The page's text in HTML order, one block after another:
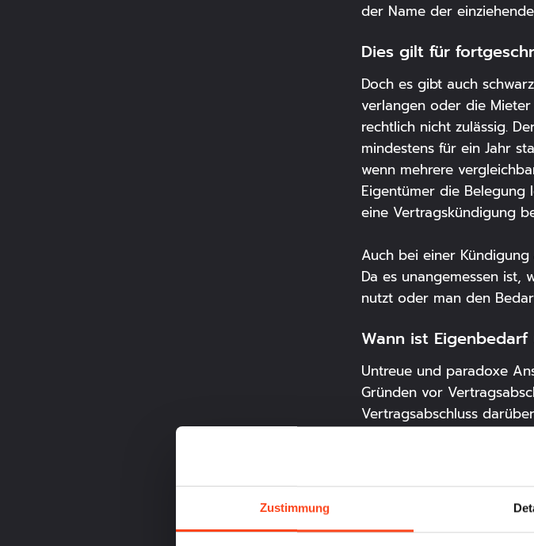
Zustimmung
der Name der
Dies gilt für
Doch es gibt auch
verlangen oder die
rechtlich nicht zulässig.
mindestens für ein Jahr
wenn mehrere
Eigentümer die Belegung
eine Vertragskündigung
Auch bei einer
Da es unangemessen ist,
nutzt oder man den
Wann ist Eigenbedarf
Untreue und paradoxe
Gründen vor
Vertragsabschluss
Zeit nicht benötigt. Je